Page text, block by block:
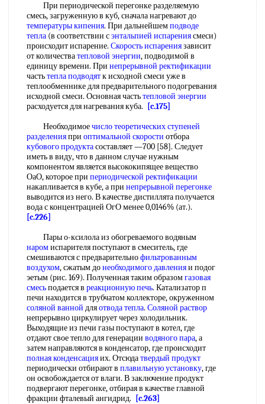
При периодической перегонке разделяемую
смесь, загруженную в куб, сначала нагревают до
температуры кипения. При дальнейшемподводе
тепла (в соответствии сэнтальпией испарениясмеси)
происходит испарение. Скорость испарениязависит
от количестватепловой энергии, подводимой в
единицу времени. При непрерывной ректификации
частьтепла подводятк исходной смеси уже в
теплообменнике для предварительного подогревания
исходной смеси. Основная частьтепловой энергии
расходуется для нагревания куба.
[c.175]
Необходимоечисло теоретических ступеней
разделенияпри оптимальной скорости отбора
кубового продуктасоставляет —700 [58]. Следует
иметь в виду, что в данном случае нужным
компонентом является высококипящее вещество
ОаО, которое при периодической ректификации
накапливается в кубе, а при непрерывной перегонке
выводится из него. В качестве дистиллята получается
вода с концентрацией ОгО менее 0,0146% (ат.).
[c.226]
Пары о-ксилола из обогреваемого водяным
наромиспарителя поступают в смеситель, где
смешиваются с предварительнофильтрованным
воздухом, сжатым донеобходимого давленияи подог
эетым (рис. 169). Полученная таким образомгазовая
смесьподается в реакционную печь. Катализатор п
печи находится в трубчатом коллекторе, окруженном
соляной ванной дляотвода тепла. Соляной раствор
непрерывно циркулирует через холодильник.
Выходящие из печи газы поступают в котел, где
отдают свое тепло для генерации водяного пара, а
затем направляются в конденсатор, где происходит
полная конденсацияих. Отсюдатвердый продукт
периодически отбирают в плавильную установку, где
он освобождается от влаги. В заключение продукт
подвергают перегонке, отбирая в качестве главной
фракции фталевый ангидрид.
[c.263]